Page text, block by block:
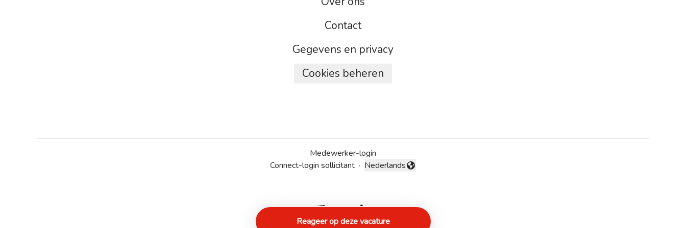
Reageer op deze vacature
Contact
Gegevens en privacy
Cookies beheren
Medewerker-login
Connect-login sollicitant · Taal wijzigen
Nederlands